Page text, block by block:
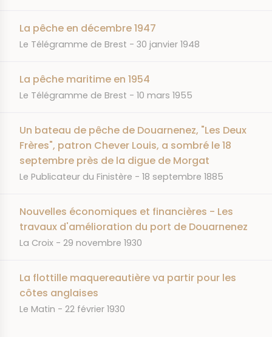
La pêche en décembre 1947
JOURNAL
Le Télégramme de Brest DATE
30 janvier 1948
La pêche maritime en 1954
JOURNAL
Le Télégramme de Brest DATE
10 mars 1955
Un bateau de pêche de Douarnenez, "Les Deux
Frères", patron Chever Louis, a sombré le 18
septembre près de la digue de Morgat
JOURNAL
Le Publicateur du Finistère DATE
18 septembre 1885
Nouvelles économiques et financières - Les
travaux d'amélioration du port de Douarnenez
JOURNAL
La Croix DATE
29 novembre 1930
La flottille maquereautière va partir pour les
côtes anglaises
JOURNAL
Le Matin DATE
22 février 1930